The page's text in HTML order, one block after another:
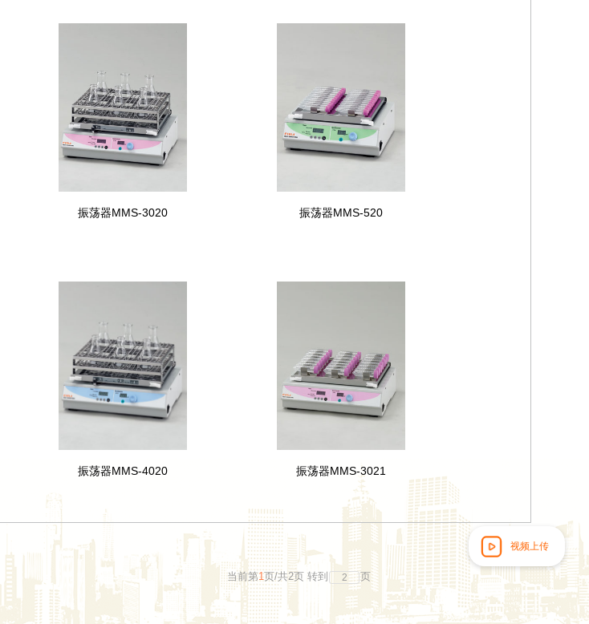
振荡器MMS-3020 振荡器MMS-520
振荡器MMS-4020 振荡器MMS-3021
当前第1页/共2页 转到 页
视频上传